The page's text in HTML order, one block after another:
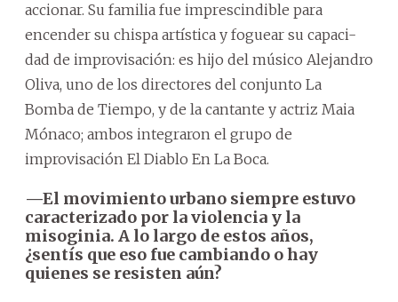
accionar. Su familia fue imprescindible para
encender su chispa artística y foguear su capaci-
dad de improvisación: es hijo del músico Alejandro
Oliva, uno de los directores del conjunto La
Bomba de Tiempo, y de la cantante y actriz Maia
Mónaco; ambos integraron el grupo de
improvisación El Diablo En La Boca.
—El movimiento urbano siempre estuvo
caracterizado por la violencia y la
misoginia. A lo largo de estos años,
¿sentís que eso fue cambiando o hay
quienes se resisten aún?